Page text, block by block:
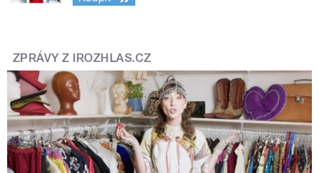
ZPRÁVY Z IROZHLAS.CZ